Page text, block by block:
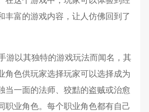
丰富的游戏内容，让人仿佛回到了
游以其独特的游戏玩法而闻名，其
角色供玩家选择玩家可以选择成为
当一面的法师、狡黠的盗贼或治愈
职业角色。每个职业角色都有自己